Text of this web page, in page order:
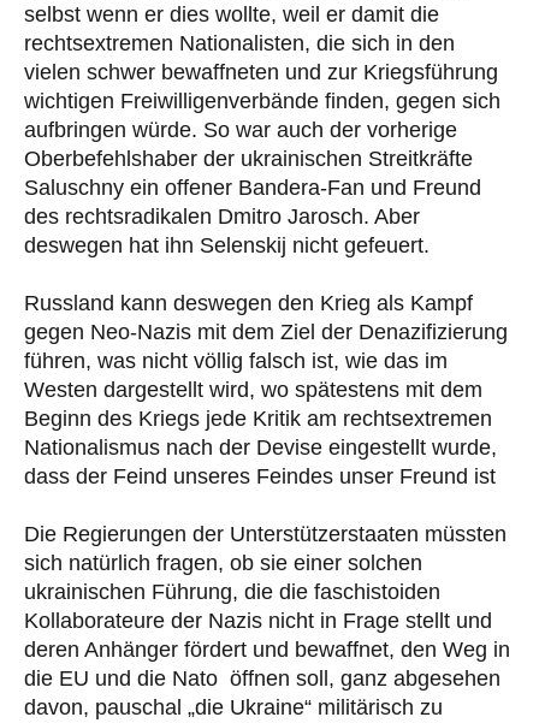
selbst wenn er dies wollte, weil er damit die
rechtsextremen Nationalisten, die sich in den
vielen schwer bewaffneten und zur Kriegsführung
wichtigen Freiwilligenverbände finden, gegen sich
aufbringen würde. So war auch der vorherige
Oberbefehlshaber der ukrainischen Streitkräfte
Saluschny ein offener Bandera-Fan und Freund
des rechtsradikalen Dmitro Jarosch. Aber
deswegen hat ihn Selenskij nicht gefeuert.
Russland kann deswegen den Krieg als Kampf
gegen Neo-Nazis mit dem Ziel der Denazifizierung
führen, was nicht völlig falsch ist, wie das im
Westen dargestellt wird, wo spätestens mit dem
Beginn des Kriegs jede Kritik am rechtsextremen
Nationalismus nach der Devise eingestellt wurde,
dass der Feind unseres Feindes unser Freund ist
Die Regierungen der Unterstützerstaaten müssten
sich natürlich fragen, ob sie einer solchen
ukrainischen Führung, die die faschistoiden
Kollaborateure der Nazis nicht in Frage stellt und
deren Anhänger fördert und bewaffnet, den Weg in
die EU und die Nato öffnen soll, ganz abgesehen
davon, pauschal „die Ukraine“ militärisch zu